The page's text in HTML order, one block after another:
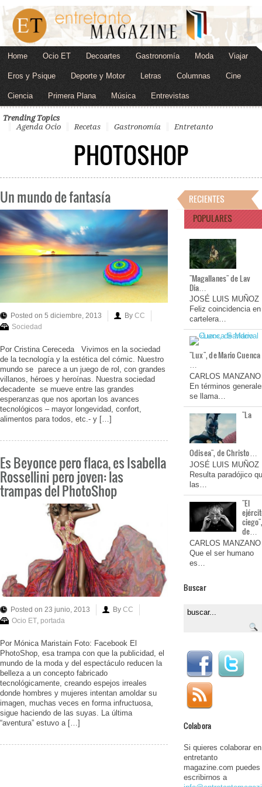
Home Ocio ET Decoartes Gastronomía Moda Viajar
Eros y Psique Deporte y Motor Letras Columnas Cine
Ciencia Primera Plana Música Entrevistas
Trending Topics
Agenda Ocio
Recetas Gastronomía Entretanto
PHOTOSHOP
Un mundo de fantasía
Posted on 5 diciembre, 2013 By CC
Sociedad
Por Cristina Cereceda Vivimos en la sociedad
de la tecnología y la estética del cómic. Nuestro
mundo se parece a un juego de rol, con grandes
villanos, héroes y heroínas. Nuestra sociedad
decadente se mueve entre las grandes
esperanzas que nos aportan los avances
tecnológicos – mayor longevidad, confort,
alimentos para todos, etc.- y […]
Es Beyonce pero flaca, es Isabella
Rossellini pero joven: las
trampas del PhotoShop
Posted on 23 junio, 2013 By CC
Ocio ET, portada
Por Mónica Maristain Foto: Facebook El
PhotoShop, esa trampa con que la publicidad, el
mundo de la moda y del espectáculo reducen la
belleza a un concepto fabricado
tecnológicamente, creando espejos irreales
donde hombres y mujeres intentan amoldar su
imagen, muchas veces en forma infructuosa,
sigue haciendo de las suyas. La última
“aventura” estuvo a […]
RECIENTES
POPULARES
"Magallanes" de Lav
Dia…
JOSÉ LUIS MUÑOZ
Feliz coincidencia en
cartelera…
"Lux", de Mario Cuenca
…
CARLOS MANZANO
En términos
se llama…
"La
Odisea", de Christo…
JOSÉ LUIS MUÑOZ
Resulta paradójico
las…
"El
de…
CARLOS MANZANO
Que el ser humano
es…
Buscar
Colabora
Si quieres colaborar en
entretanto
magazine.com puedes
escribirnos a